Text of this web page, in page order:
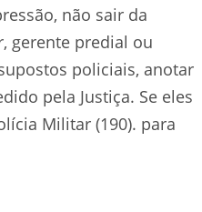
não sair da
gerente predial ou
policiais, anotar
pela Justiça. Se eles
Militar (190). para